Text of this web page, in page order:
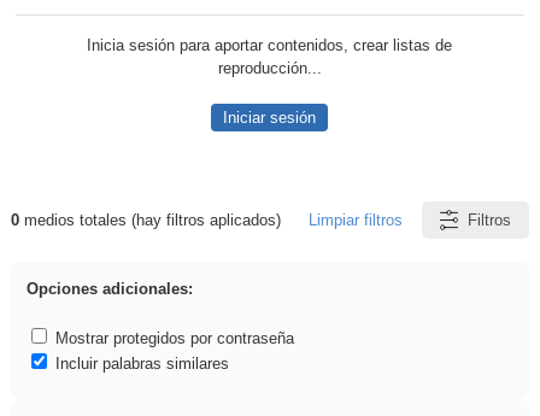
Inicia sesión para aportar contenidos, crear listas de
reproducción...
Iniciar sesión
Resultados de: 3ESO
0medios totales (hay filtros aplicados) Limpiar filtros Filtros
Opciones adicionales:
Mostrar protegidos por contraseña
Incluir palabras similares